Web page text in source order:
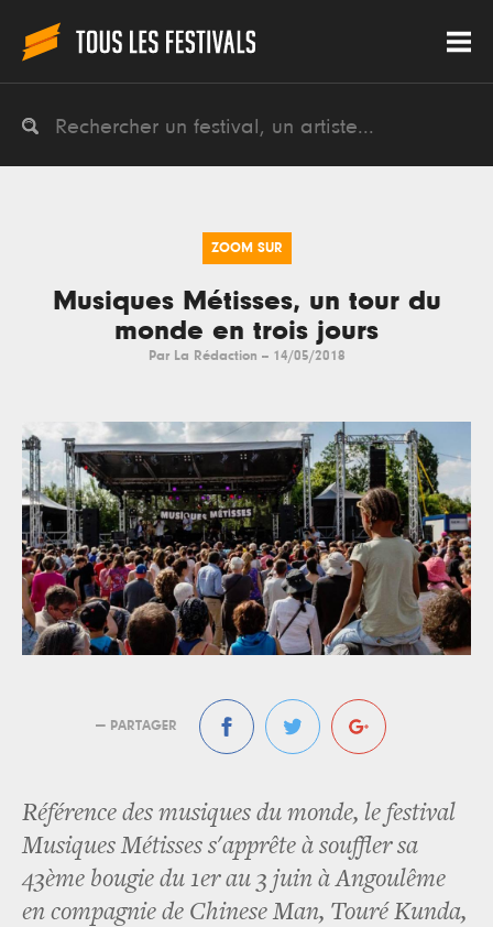
ZOOM SUR
Musiques Métisses, un tour du
monde en trois jours
Par La Rédaction -- 14/05/2018
— PARTAGER
Référence des musiques du monde, le festival
Musiques Métisses s'apprête à souffler sa
43ème bougie du 1er au 3 juin à Angoulême
en compagnie de Chinese Man, Touré Kunda,